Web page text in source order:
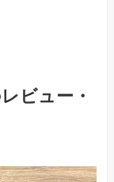
ビュー・